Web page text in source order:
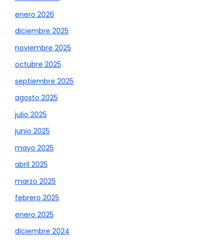
enero 2026
diciembre 2025
noviembre 2025
octubre 2025
septiembre 2025
agosto 2025
julio 2025
junio 2025
mayo 2025
abril 2025
marzo 2025
febrero 2025
enero 2025
diciembre 2024